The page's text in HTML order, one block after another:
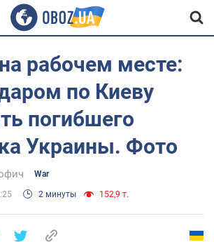
рабочем месте:
по Киеву
погибшего
Украины. Фото
War
2 минуты 152,9 т.